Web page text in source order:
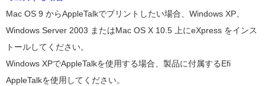
Mac OS 9 からAppleTalkでプリントしたい場合、Windows XP、
Windows Server 2003 またはMac OS X 10.5 上にeXpress をインス
トールしてください。
Windows XPでAppleTalkを使用する場合、製品に付属するEfi
AppleTalkを使用してください。